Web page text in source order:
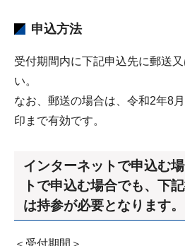
申込方法
受付期間内に下記申込先に郵送
い。
なお、郵送の場合は、令和2年8
印まで有効です。
インターネットで申込む
トで申込む場合でも、下
は持参が必要となります。
＜受付期間＞